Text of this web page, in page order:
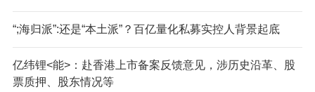
“;海归派”:还是“本土派”？百亿量化私募实控人背景起底
亿纬锂<能>：赴香港上市备案反馈意见，涉历史沿革、股
票质押、股东情况等